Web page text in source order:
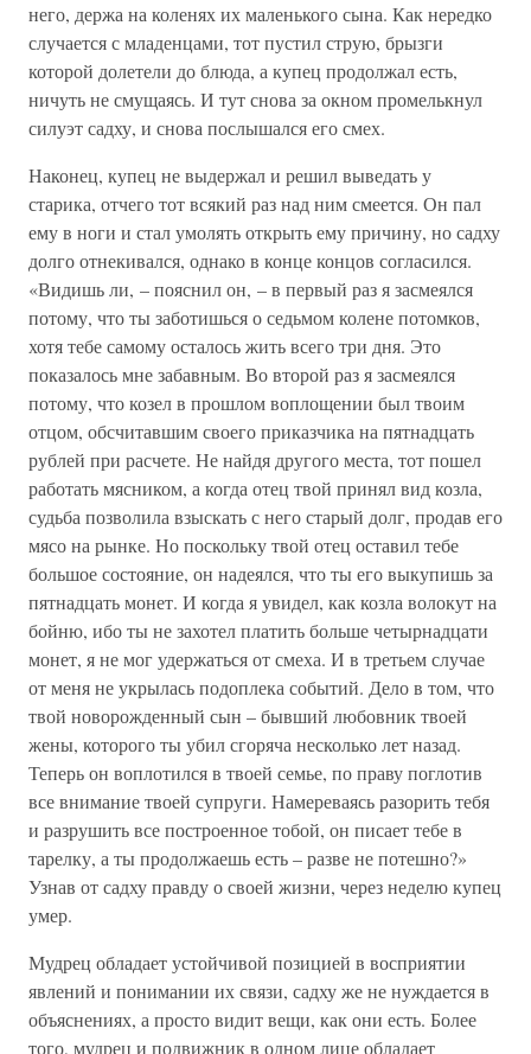
него, держа на коленях их маленького сына. Как нередко
случается с младенцами, тот пустил струю, брызги
которой долетели до блюда, а купец продолжал есть,
ничуть не смущаясь. И тут снова за окном промелькнул
силуэт садху, и снова послышался его смех.
Наконец, купец не выдержал и решил выведать у
старика, отчего тот всякий раз над ним смеется. Он пал
ему в ноги и стал умолять открыть ему причину, но садху
долго отнекивался, однако в конце концов согласился.
«Видишь ли, – пояснил он, – в первый раз я засмеялся
потому, что ты заботишься о седьмом колене потомков,
хотя тебе самому осталось жить всего три дня. Это
показалось мне забавным. Во второй раз я засмеялся
потому, что козел в прошлом воплощении был твоим
отцом, обсчитавшим своего приказчика на пятнадцать
рублей при расчете. Не найдя другого места, тот пошел
работать мясником, а когда отец твой принял вид козла,
судьба позволила взыскать с него старый долг, продав его
мясо на рынке. Но поскольку твой отец оставил тебе
большое состояние, он надеялся, что ты его выкупишь за
пятнадцать монет. И когда я увидел, как козла волокут на
бойню, ибо ты не захотел платить больше четырнадцати
монет, я не мог удержаться от смеха. И в третьем случае
от меня не укрылась подоплека событий. Дело в том, что
твой новорожденный сын – бывший любовник твоей
жены, которого ты убил сгоряча несколько лет назад.
Теперь он воплотился в твоей семье, по праву поглотив
все внимание твоей супруги. Намереваясь разорить тебя
и разрушить все построенное тобой, он писает тебе в
тарелку, а ты продолжаешь есть – разве не потешно?»
Узнав от садху правду о своей жизни, через неделю купец
умер.
Мудрец обладает устойчивой позицией в восприятии
явлений и понимании их связи, садху же не нуждается в
объяснениях, а просто видит вещи, как они есть. Более
того, мудрец и подвижник в одном лице обладает